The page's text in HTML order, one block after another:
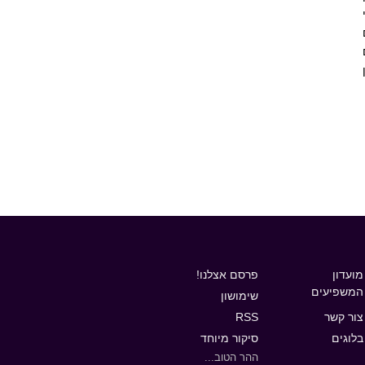
מועדון
המשפיעים
פרסם אצלנו!
שימושון
צור קשר
RSS
בלוגים
סיקור מיוחד
ההר הטוב...